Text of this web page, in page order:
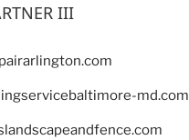
III
md.com